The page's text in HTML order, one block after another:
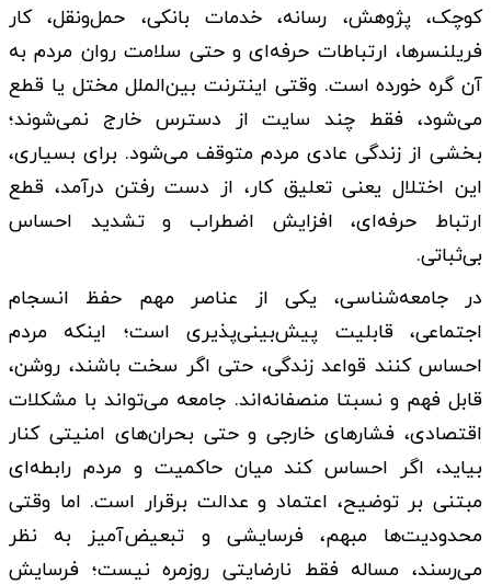
کوچک، پژوهش، رسانه، خدمات بانکی، حمل‌ونقل، کار
فریلنسرها، ارتباطات حرفه‌ای و حتی سلامت روان مردم به
آن گره خورده است. وقتی اینترنت بین‌الملل مختل یا قطع
می‌شود، فقط چند سایت از دسترس خارج نمی‌شوند؛
بخشی از زندگی عادی مردم متوقف می‌شود. برای بسیاری،
این اختلال یعنی تعلیق کار، از دست رفتن درآمد، قطع
ارتباط حرفه‌ای، افزایش اضطراب و تشدید احساس
بی‌ثباتی.
در جامعه‌شناسی، یکی از عناصر مهم حفظ انسجام
اجتماعی، قابلیت پیش‌بینی‌پذیری است؛ اینکه مردم
احساس کنند قواعد زندگی، حتی اگر سخت باشند، روشن،
قابل فهم و نسبتا منصفانه‌اند. جامعه می‌تواند با مشکلات
اقتصادی، فشارهای خارجی و حتی بحران‌های امنیتی کنار
بیاید، اگر احساس کند میان حاکمیت و مردم رابطه‌ای
مبتنی بر توضیح، اعتماد و عدالت برقرار است. اما وقتی
محدودیت‌ها مبهم، فرسایشی و تبعیض‌آمیز به نظر
می‌رسند، مساله فقط نارضایتی روزمره نیست؛ فرسایش